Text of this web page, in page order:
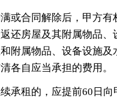
或合同解除后，甲方有
还房屋及其附属物品、
附属物品、设备设施及
各自应当承担的费用。
承租的，应提前60日向